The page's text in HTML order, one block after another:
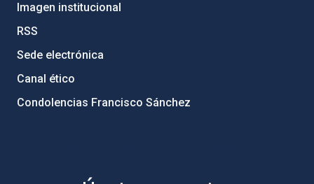
Imagen institucional
RSS
Sede electrónica
Canal ético
Condolencias Francisco Sánchez